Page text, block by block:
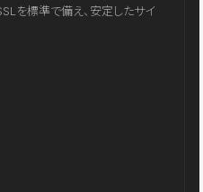
を標準で備え、安定したサイ